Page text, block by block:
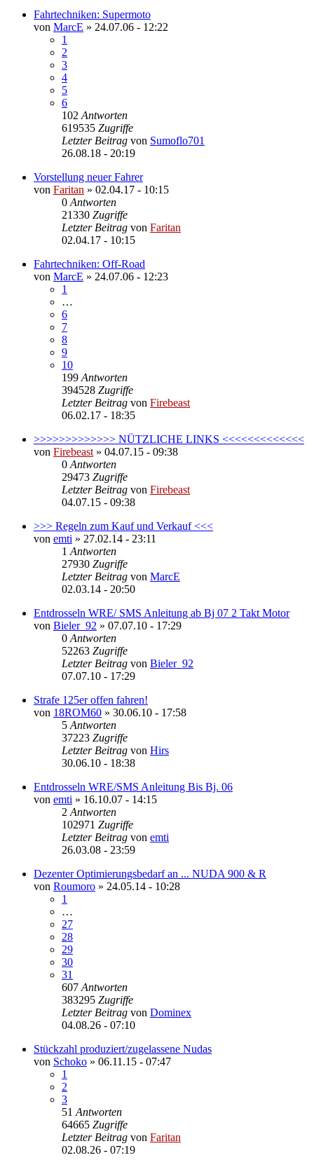
Fahrtechniken: Supermoto
von MarcE » 24.07.06 - 12:22
1
2
3
4
5
6
102 Antworten
619535 Zugriffe
Letzter Beitrag von Sumoflo701
26.08.18 - 20:19
Vorstellung neuer Fahrer
von Faritan » 02.04.17 - 10:15
0 Antworten
21330 Zugriffe
Letzter Beitrag von Faritan
02.04.17 - 10:15
Fahrtechniken: Off-Road
von MarcE » 24.07.06 - 12:23
1
…
6
7
8
9
10
199 Antworten
394528 Zugriffe
Letzter Beitrag von Firebeast
06.02.17 - 18:35
>>>>>>>>>>>>> NÜTZLICHE LINKS <<<<<<<<<<<<<
von Firebeast » 04.07.15 - 09:38
0 Antworten
29473 Zugriffe
Letzter Beitrag von Firebeast
04.07.15 - 09:38
>>> Regeln zum Kauf und Verkauf <<<
von emti » 27.02.14 - 23:11
1 Antworten
27930 Zugriffe
Letzter Beitrag von MarcE
02.03.14 - 20:50
Entdrosseln WRE/ SMS Anleitung ab Bj 07 2 Takt Motor
von Bieler_92 » 07.07.10 - 17:29
0 Antworten
52263 Zugriffe
Letzter Beitrag von Bieler_92
07.07.10 - 17:29
Strafe 125er offen fahren!
von 18ROM60 » 30.06.10 - 17:58
5 Antworten
37223 Zugriffe
Letzter Beitrag von Hirs
30.06.10 - 18:38
Entdrosseln WRE/SMS Anleitung Bis Bj. 06
von emti » 16.10.07 - 14:15
2 Antworten
102971 Zugriffe
Letzter Beitrag von emti
26.03.08 - 23:59
Dezenter Optimierungsbedarf an ... NUDA 900 & R
von Roumoro » 24.05.14 - 10:28
1
…
27
28
29
30
31
607 Antworten
383295 Zugriffe
Letzter Beitrag von Dominex
04.08.26 - 07:10
Stückzahl produziert/zugelassene Nudas
von Schoko » 06.11.15 - 07:47
1
2
3
51 Antworten
64665 Zugriffe
Letzter Beitrag von Faritan
02.08.26 - 07:19